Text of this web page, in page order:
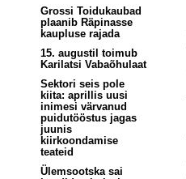
Grossi Toidukaubad
plaanib Räpinasse
kaupluse rajada
15. augustil toimub
Karilatsi Vabaõhulaat
Sektori seis pole
kiita: aprillis uusi
inimesi värvanud
puidutööstus jagas
juunis
kiirkoondamise
teateid
Ülemsootska sai